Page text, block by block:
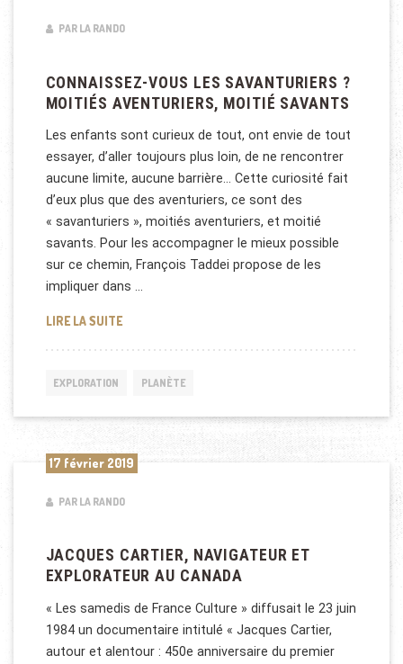
PAR LA RANDO
CONNAISSEZ-VOUS LES SAVANTURIERS ?
MOITIÉS AVENTURIERS, MOITIÉ SAVANTS
Les enfants sont curieux de tout, ont envie de tout
essayer, d’aller toujours plus loin, de ne rencontrer
aucune limite, aucune barrière… Cette curiosité fait
d’eux plus que des aventuriers, ce sont des
« savanturiers », moitiés aventuriers, et moitié
savants. Pour les accompagner le mieux possible
sur ce chemin, François Taddei propose de les
impliquer dans …
LIRE LA SUITECONNAISSEZ-VOUS LES SAVANTURIERS ? MOITIÉS
EXPLORATION PLANÈTE
17 février 2019
PAR LA RANDO
JACQUES CARTIER, NAVIGATEUR ET
EXPLORATEUR AU CANADA
« Les samedis de France Culture » diffusait le 23 juin
1984 un documentaire intitulé « Jacques Cartier,
autour et alentour : 450e anniversaire du premier